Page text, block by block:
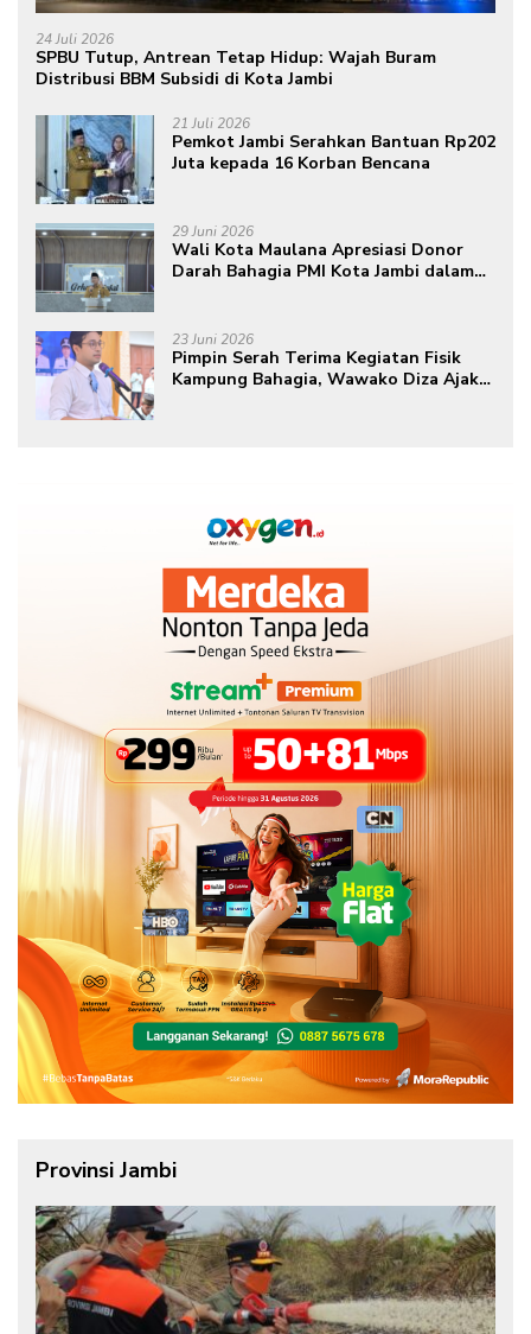
24 Juli 2026
SPBU Tutup, Antrean Tetap Hidup: Wajah Buram
Distribusi BBM Subsidi di Kota Jambi
21 Juli 2026
Pemkot Jambi Serahkan Bantuan Rp202
Juta kepada 16 Korban Bencana
29 Juni 2026
Wali Kota Maulana Apresiasi Donor
Darah Bahagia PMI Kota Jambi dalam
23 Juni 2026
Pimpin Serah Terima Kegiatan Fisik
Kampung Bahagia, Wawako Diza Ajak
Provinsi Jambi